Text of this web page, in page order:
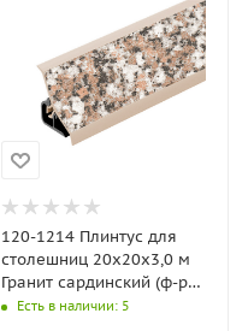
120-1214 Плинтус для
столешниц 20х20х3,0 м
Гранит сардинский (ф-ра
120-596,120-1513,33-3H)
Есть в наличии: 5